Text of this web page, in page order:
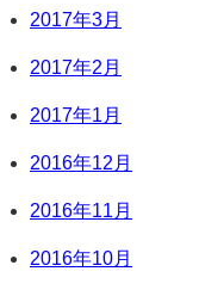
2017年3月
2017年2月
2017年1月
2016年12月
2016年11月
2016年10月